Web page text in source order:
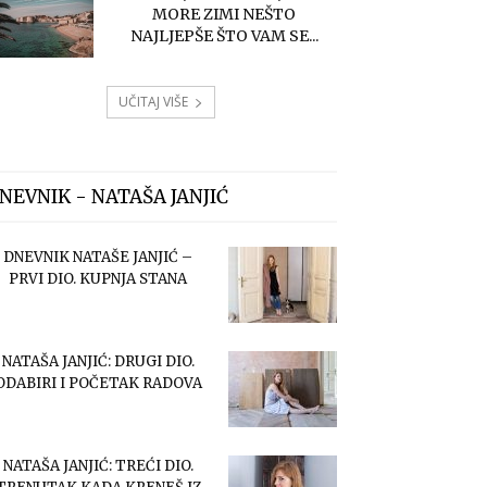
MORE ZIMI NEŠTO
NAJLJEPŠE ŠTO VAM SE...
UČITAJ VIŠE
- NATAŠA JANJIĆ
DNEVNIK NATAŠE JANJIĆ –
PRVI DIO. KUPNJA STANA
NATAŠA JANJIĆ: DRUGI DIO.
I POČETAK RADOVA
NATAŠA JANJIĆ: TREĆI DIO.